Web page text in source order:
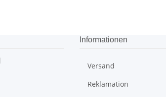
Informationen
Versand
Reklamation